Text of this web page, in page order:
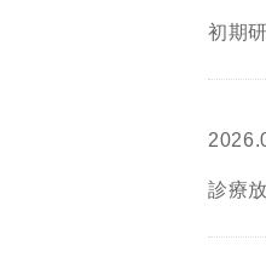
初期
診療